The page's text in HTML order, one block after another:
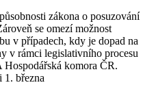
zákona o posuzování
se omezí možnost
v případech, kdy je dopad na
v rámci legislativního procesu
komora ČR.
1. března